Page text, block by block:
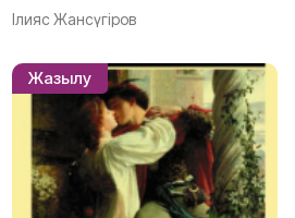
Ілияс Жансүгіров
Жазылу